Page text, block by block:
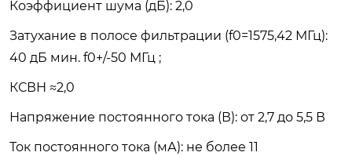
Коэффициент шума (дБ): 2,0
Затухание в полосе фильтрации (f0=1575,42 МГц):
40 дБ мин. f0+/-50 МГц ;
КСВН ≈2,0
Напряжение постоянного тока (В): от 2,7 до 5,5 В
Ток постоянного тока (мА): не более 11